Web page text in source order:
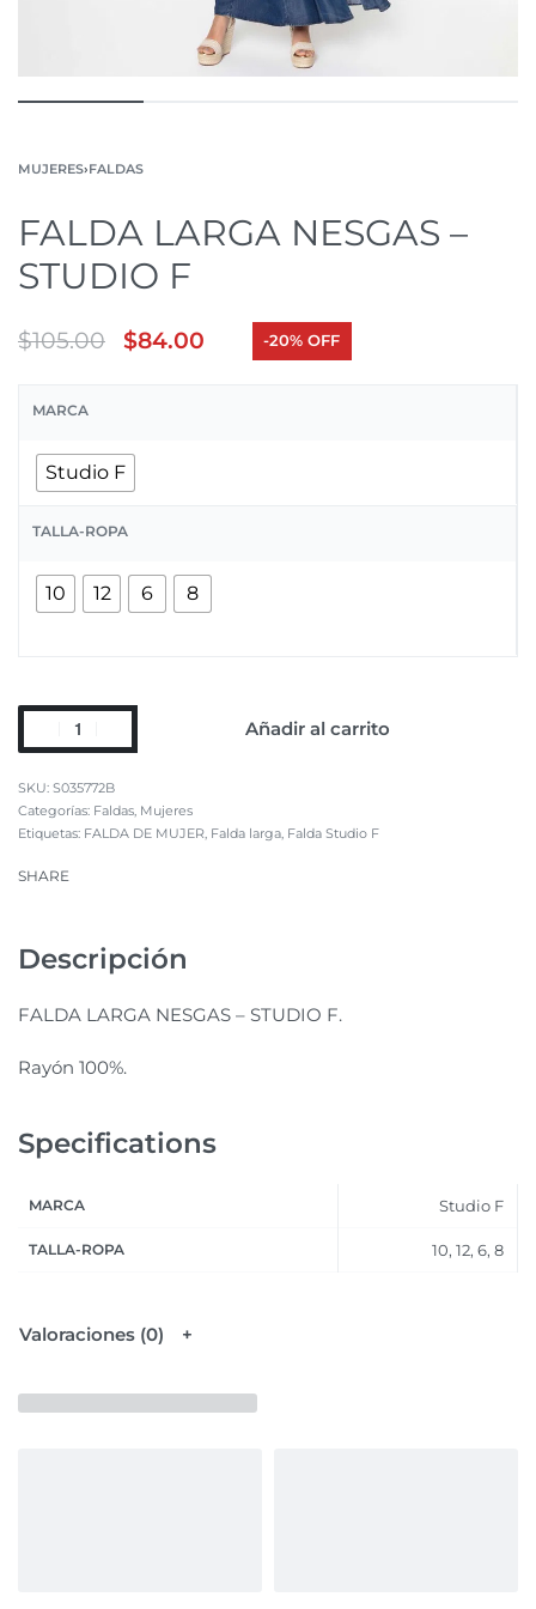
MUJERES›FALDAS
FALDA LARGA NESGAS –
STUDIO F
$105.00 $84.00 -20% OFF
MARCA
Studio F
TALLA-ROPA
10 12 6 8
Añadir al carrito
S035772B
Categorías: Faldas Mujeres
Etiquetas: FALDA DE MUJER Falda larga Falda Studio F
SHARE
Descripción
FALDA LARGA NESGAS – STUDIO F.
Rayón 100%.
Specifications
MARCA Studio F
TALLA-ROPA 10, 12, 6, 8
Valoraciones (0)